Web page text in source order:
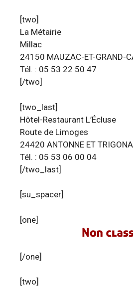
[two]
La Métairie
Millac
24150 MAUZAC-ET-GRAND-
Tél. : 05 53 22 50 47
[/two]
[two_last]
Hôtel-Restaurant L’Écluse
Route de Limoges
24420 ANTONNE ET
Tél. : 05 53 06 00 04
[/two_last]
[su_spacer]
[one]
[/one]
[two]